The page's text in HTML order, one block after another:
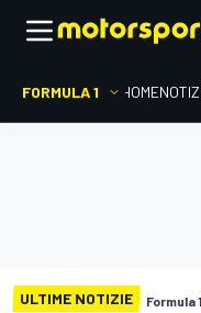
FORMULA 1 HOME
ULTIME NOTIZIE Formula 1